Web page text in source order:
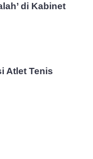
di Kabinet
Atlet Tenis